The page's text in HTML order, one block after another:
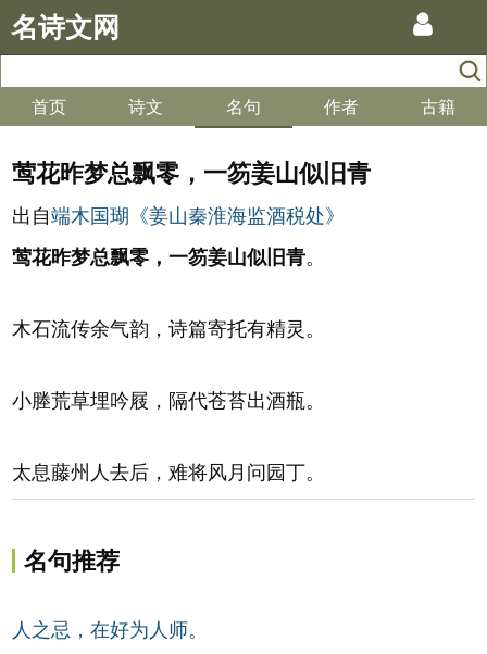
名诗文网
首页 诗文 名句 作者 古籍
莺花昨梦总飘零，一笏姜山似旧青
出自端木国瑚《姜山秦淮海监酒税处》
莺花昨梦总飘零，一笏姜山似旧青。
木石流传余气韵，诗篇寄托有精灵。
小塍荒草埋吟屐，隔代苍苔出酒瓶。
太息藤州人去后，难将风月问园丁。
名句推荐
人之忌，在好为人师。